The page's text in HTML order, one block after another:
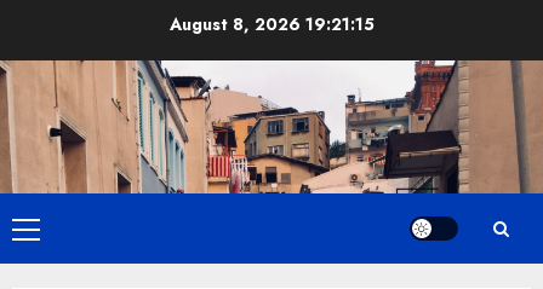
content
August 8, 2026 19:21:16
Primary
Menu